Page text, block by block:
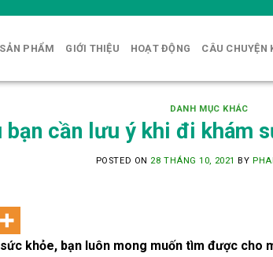
SẢN PHẨM GIỚI THIỆU HOẠT ĐỘNG CÂU CHUYỆN
DANH MỤC KHÁC
bạn cần lưu ý khi đi khám
POSTED ON 28 THÁNG 10, 2021 BY
khỏe, bạn luôn mong muốn tìm được cho